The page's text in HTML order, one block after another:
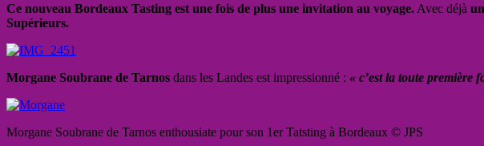
Ce nouveau Bordeaux Tasting est une fois de plus une invitation au voyage. Avec déjà
Supérieurs.
Morgane Soubrane de Tarnos dans les Landes est impressionné : « c’est la toute première
Morgane Soubrane de Tarnos enthousiate pour son 1er Tatsting à Bordeaux © JPS